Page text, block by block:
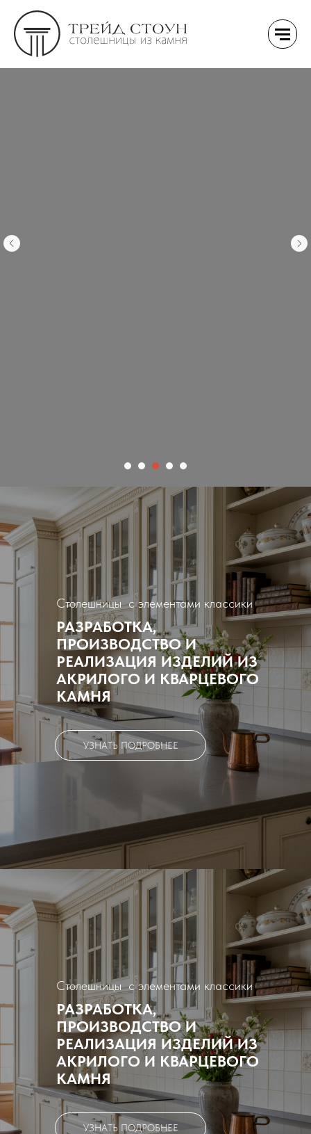
РАЗРАБОТКА,
ПРОИЗВОДСТВО И
РЕАЛИЗАЦИЯ ИЗДЕЛИЙ ИЗ
АКРИЛОГО И КВАРЦЕВОГО
КАМНЯ
УЗНАТЬ ПОДРОБНЕЕ
Столешницы с элементами классики
РАЗРАБОТКА,
ПРОИЗВОДСТВО И
РЕАЛИЗАЦИЯ ИЗДЕЛИЙ ИЗ
АКРИЛОГО И КВАРЦЕВОГО
КАМНЯ
УЗНАТЬ ПОДРОБНЕЕ
Столешницы с элементами классики